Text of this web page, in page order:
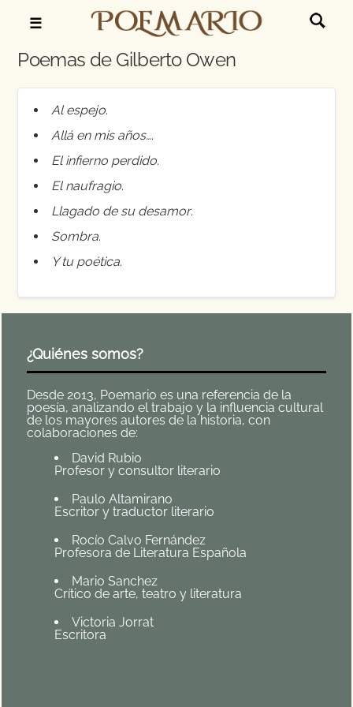
☰
Poemas de Gilberto Owen
Al espejo.
Allá en mis años….
El infierno perdido.
El naufragio.
Llagado de su desamor.
Sombra.
Y tu poética.
¿Quiénes somos?
Desde 2013, Poemario es una referencia de la
poesía, analizando el trabajo y la influencia cultural
de los mayores autores de la historia, con
colaboraciones de:
David Rubio
Profesor y consultor literario
Paulo Altamirano
Escritor y traductor literario
Rocío Calvo Fernández
Profesora de Literatura Española
Mario Sanchez
Crítico de arte, teatro y literatura
Victoria Jorrat
Escritora